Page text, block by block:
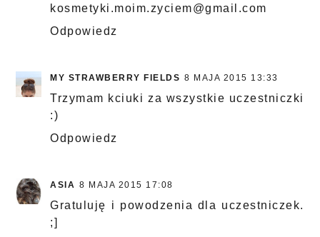
kosmetyki.moim.zyciem@gmail.com
Odpowiedz
MY STRAWBERRY FIELDS 8 MAJA 2015 13:33
Trzymam kciuki za wszystkie uczestniczki
:)
Odpowiedz
ASIA 8 MAJA 2015 17:08
Gratuluję i powodzenia dla uczestniczek.
;]